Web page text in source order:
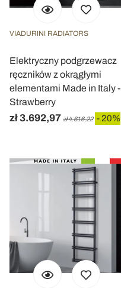
VIADURINI RADIATORS
Elektryczny podgrzewacz
ręczników z okrągłymi
elementami Made in Italy -
Strawberry
zł 3.692,97 zł 4.616,22 - 20%